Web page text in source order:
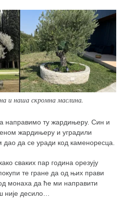
и наша скромна маслина.
направимо ту жардињеру. Син и
жардињеру и уградили
дао да се уради код каменоресца.
сваких пар година орезују
те гране да од њих прави
монаха да ће ми направити
није десило…